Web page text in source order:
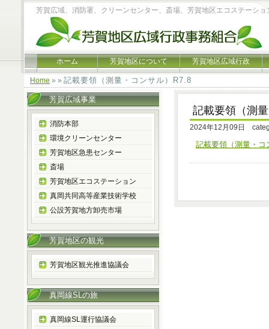
芳賀広域、消防署、クリーンセンター、斎場、芳賀地区エコステーショ
ホーム 芳賀地区について 芳賀地区広域行政
Home » » 記載要領（測量・コンサル）R7.8
記載要領（測
2024年12月09日
記載要領（測量・コ
芳賀広域事業
消防本部
環境クリーンセンター
芳賀地区急患センター
斎場
芳賀地区エコステーション
真岡共同高等産業技術学校
公設芳賀地方卸売市場
芳賀地区の観光
芳賀地区観光推進協議会
真岡線SLの旅
真岡線SL運行協議会